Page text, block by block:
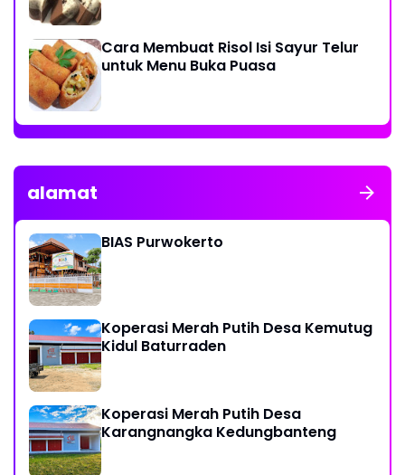
Cara Membuat Risol Isi Sayur Telur
untuk Menu Buka Puasa
alamat
BIAS Purwokerto
Koperasi Merah Putih Desa Kemutug
Kidul Baturraden
Koperasi Merah Putih Desa
Karangnangka Kedungbanteng